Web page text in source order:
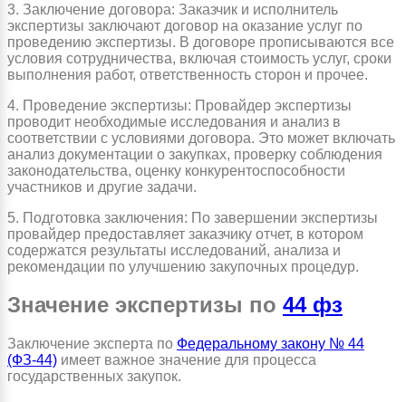
3. Заключение договора: Заказчик и исполнитель
экспертизы заключают договор на оказание услуг по
проведению экспертизы. В договоре прописываются все
условия сотрудничества, включая стоимость услуг, сроки
выполнения работ, ответственность сторон и прочее.
4. Проведение экспертизы: Провайдер экспертизы
проводит необходимые исследования и анализ в
соответствии с условиями договора. Это может включать
анализ документации о закупках, проверку соблюдения
законодательства, оценку конкурентоспособности
участников и другие задачи.
5. Подготовка заключения: По завершении экспертизы
провайдер предоставляет заказчику отчет, в котором
содержатся результаты исследований, анализа и
рекомендации по улучшению закупочных процедур.
Значение экспертизы по 44 фз
Заключение эксперта по Федеральному закону № 44
(ФЗ-44) имеет важное значение для процесса
государственных закупок.